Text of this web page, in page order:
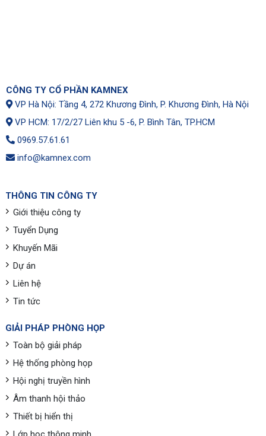
CÔNG TY CỔ PHẦN KAMNEX
VP Hà Nội: Tầng 4, 272 Khương Đình, P. Khương Đình, Hà Nội
VP HCM: 17/2/27 Liên khu 5 -6, P. Bình Tân, TP.HCM
0969.57.61.61
info@kamnex.com
THÔNG TIN CÔNG TY
Giới thiệu công ty
Tuyển Dụng
Khuyến Mãi
Dự án
Liên hệ
Tin tức
GIẢI PHÁP PHÒNG HỌP
Toàn bộ giải pháp
Hệ thống phòng họp
Hội nghị truyền hình
Âm thanh hội thảo
Thiết bị hiển thị